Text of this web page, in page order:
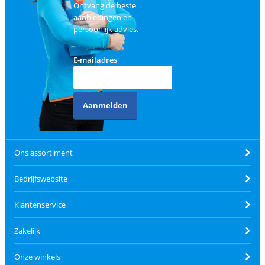
Ontvang de beste
aanbiedingen en
persoonlijk advies.
E-mailadres
Aanmelden
Ons assortiment
Bedrijfswebsite
Klantenservice
Zakelijk
Onze winkels